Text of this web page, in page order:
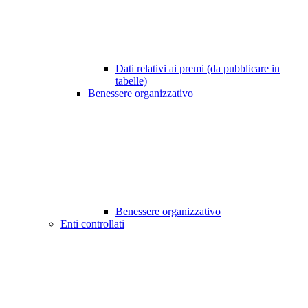
Dati relativi ai premi (da pubblicare in
tabelle)
Benessere organizzativo
Benessere organizzativo
Enti controllati